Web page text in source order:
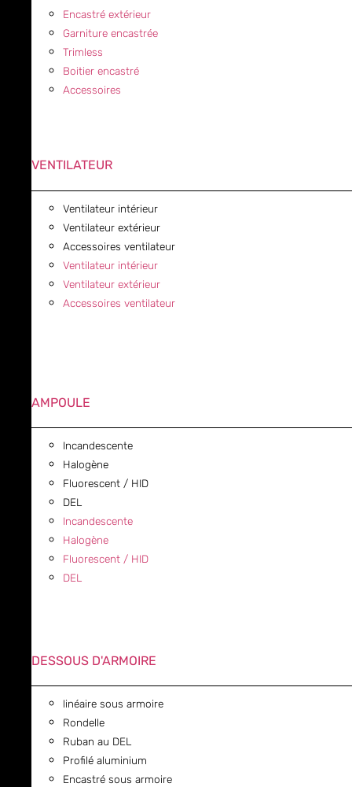
Encastré extérieur
Garniture encastrée
Trimless
Boitier encastré
Accessoires
VENTILATEUR
Ventilateur intérieur
Ventilateur extérieur
Accessoires ventilateur
Ventilateur intérieur
Ventilateur extérieur
Accessoires ventilateur
AMPOULE
Incandescente
Halogène
Fluorescent / HID
DEL
Incandescente
Halogène
Fluorescent / HID
DEL
DESSOUS D'ARMOIRE
linéaire sous armoire
Rondelle
Ruban au DEL
Profilé aluminium
Encastré sous armoire